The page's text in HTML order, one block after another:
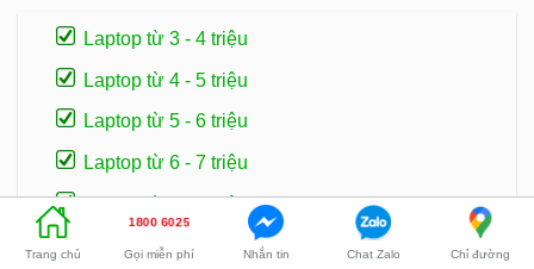
Laptop từ 3 - 4 triệu
Laptop từ 4 - 5 triệu
Laptop từ 5 - 6 triệu
Laptop từ 6 - 7 triệu
Laptop từ 7 - 8 triệu
Laptop từ 8 - 10 triệu
Trang chủ
1800 6025
Gọi miễn phí Nhắn tin Chat Zalo Chỉ đường